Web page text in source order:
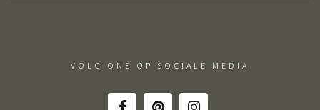
VOLG ONS OP SOCIALE MEDIA